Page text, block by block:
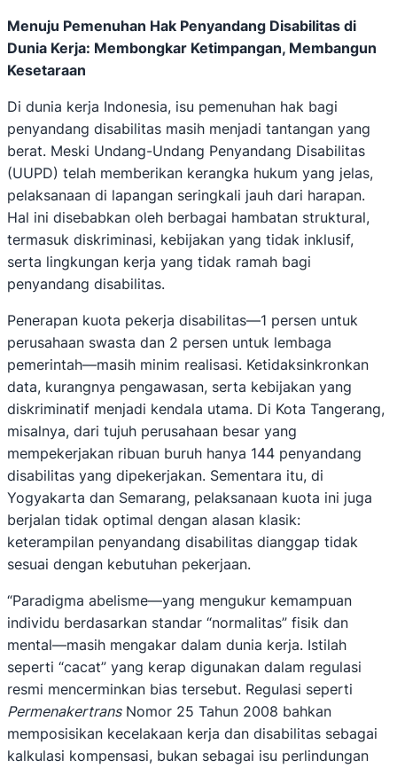
Menuju Pemenuhan Hak Penyandang Disabilitas di
Dunia Kerja: Membongkar Ketimpangan, Membangun
Kesetaraan
Di dunia kerja Indonesia, isu pemenuhan hak bagi
penyandang disabilitas masih menjadi tantangan yang
berat. Meski Undang-Undang Penyandang Disabilitas
(UUPD) telah memberikan kerangka hukum yang jelas,
pelaksanaan di lapangan seringkali jauh dari harapan.
Hal ini disebabkan oleh berbagai hambatan struktural,
termasuk diskriminasi, kebijakan yang tidak inklusif,
serta lingkungan kerja yang tidak ramah bagi
penyandang disabilitas.
Penerapan kuota pekerja disabilitas—1 persen untuk
perusahaan swasta dan 2 persen untuk lembaga
pemerintah—masih minim realisasi. Ketidaksinkronkan
data, kurangnya pengawasan, serta kebijakan yang
diskriminatif menjadi kendala utama. Di Kota Tangerang,
misalnya, dari tujuh perusahaan besar yang
mempekerjakan ribuan buruh hanya 144 penyandang
disabilitas yang dipekerjakan. Sementara itu, di
Yogyakarta dan Semarang, pelaksanaan kuota ini juga
berjalan tidak optimal dengan alasan klasik:
keterampilan penyandang disabilitas dianggap tidak
sesuai dengan kebutuhan pekerjaan.
“Paradigma abelisme—yang mengukur kemampuan
individu berdasarkan standar “normalitas” fisik dan
mental—masih mengakar dalam dunia kerja. Istilah
seperti “cacat” yang kerap digunakan dalam regulasi
resmi mencerminkan bias tersebut. Regulasi seperti
PermenakertransNomor 25 Tahun 2008 bahkan
memposisikan kecelakaan kerja dan disabilitas sebagai
kalkulasi kompensasi, bukan sebagai isu perlindungan